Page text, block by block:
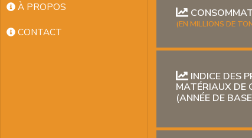
À PROPOS
CONTACT
(EN MILLIONS DE
INDICE DES
MATÉRIAUX DE
(ANNÉE DE